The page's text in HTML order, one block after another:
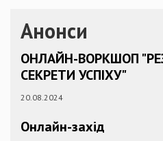
Анонси
ОНЛАЙН-ВОРКШОП
СЕКРЕТИ УСПІХУ"
20.08.2024
Онлайн-захід